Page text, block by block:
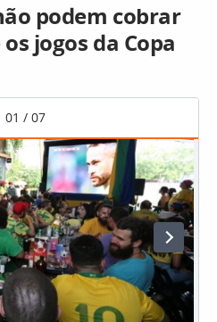
podem cobrar
jogos da Copa